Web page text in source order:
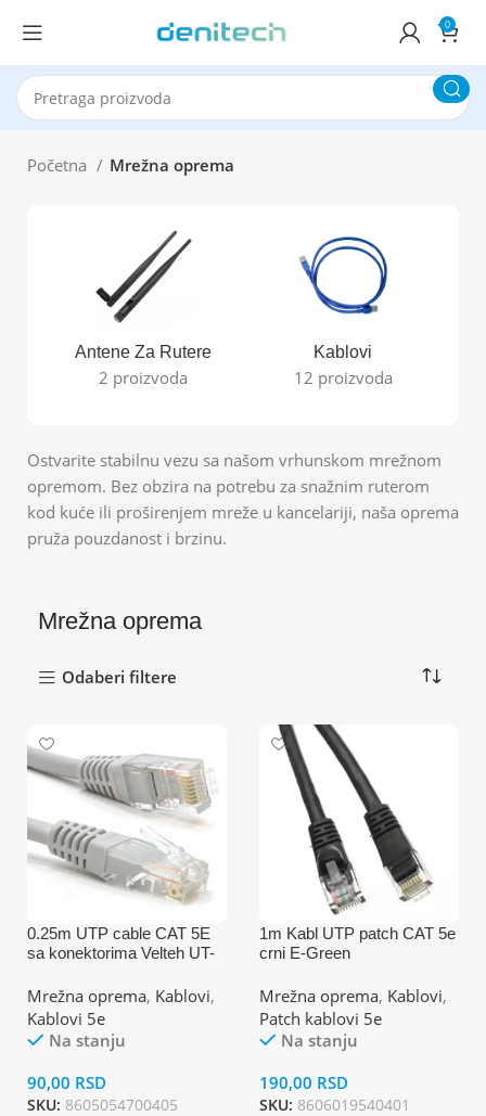
0
Početna Mrežna oprema
Antene Za Rutere
2 proizvoda
Kablovi
12 proizvoda
Ostvarite stabilnu vezu sa našom vrhunskom mrežnom
opremom. Bez obzira na potrebu za snažnim ruterom
kod kuće ili proširenjem mreže u kancelariji, naša oprema
pruža pouzdanost i brzinu.
Mrežna oprema
Odaberi filtere
0.25m UTP cable CAT 5E
sa konektorima Velteh UT-
Mrežna oprema, Kablovi,
Kablovi 5e
Na stanju
90,00 RSD
SKU: 8605054700405
1m Kabl UTP patch CAT 5e
crni E-Green
Mrežna oprema, Kablovi,
Patch kablovi 5e
Na stanju
190,00 RSD
SKU: 8606019540401